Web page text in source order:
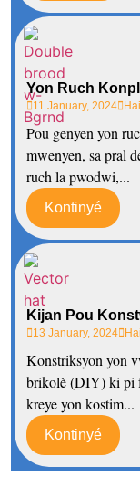
Yon Ruch
11 January, 2024
Pou genyen yon
mwenyen, sa pral
ruch la pwodwi,...
Kontinyé
Kijan Pou
13 January, 2024
Konstriksyon yon
brikolè (DIY) ki pi
kreye yon kostim...
Kontinyé